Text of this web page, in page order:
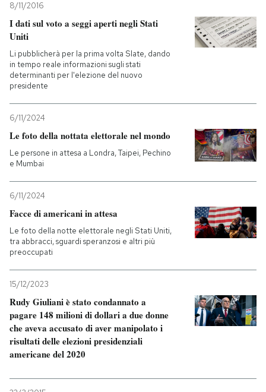
8/11/2016
I dati sul voto a seggi aperti negli Stati
Uniti
Li pubblicherà per la prima volta Slate, dando
in tempo reale informazioni sugli stati
determinanti per l'elezione del nuovo
presidente
6/11/2024
Le foto della nottata elettorale nel mondo
Le persone in attesa a Londra, Taipei, Pechino
e Mumbai
6/11/2024
Facce di americani in attesa
Le foto della notte elettorale negli Stati Uniti,
tra abbracci, sguardi speranzosi e altri più
preoccupati
15/12/2023
Rudy Giuliani è stato condannato a
pagare 148 milioni di dollari a due donne
che aveva accusato di aver manipolato i
risultati delle elezioni presidenziali
americane del 2020